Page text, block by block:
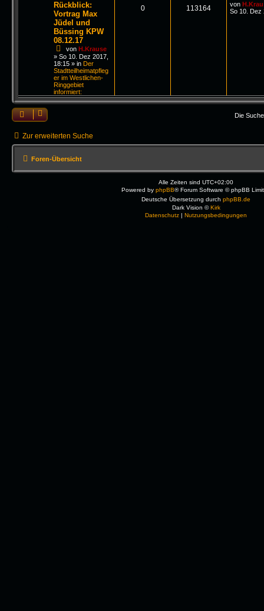
Rückblick:
Vortrag Max
Jüdel und
Büssing KPW
08.12.17
von H.Krause
» So 10. Dez 2017,
18:15 » in Der
Stadtteilheimatpfleg
er im Westlichen-
Ringgebiet
informiert:
0 113164 von
So 10. Dez
Die
Zur erweiterten Suche
Foren-Übersicht
Alle Zeiten sind UTC+02:00
Powered by phpBB® Forum Software © phpBB
Deutsche Übersetzung durch phpBB.de
Dark Vision ©Kirk
Datenschutz | Nutzungsbedingungen